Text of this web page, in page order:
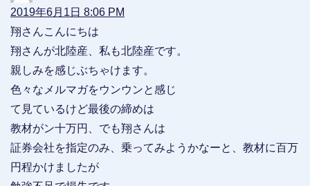
2019年6月1日 8:06 PM
翔さんこんにちは
翔さんが北陸産、私も北陸産です。
親しみを感じぶちゃけます。
色々なメルマガをウンウンと感じ
て見ているけど最後の締めは
教材がン十万円、でも翔さんは
証券会社を指定のみ、乗ってみようかなーと、教材に百万
円程かけましたが